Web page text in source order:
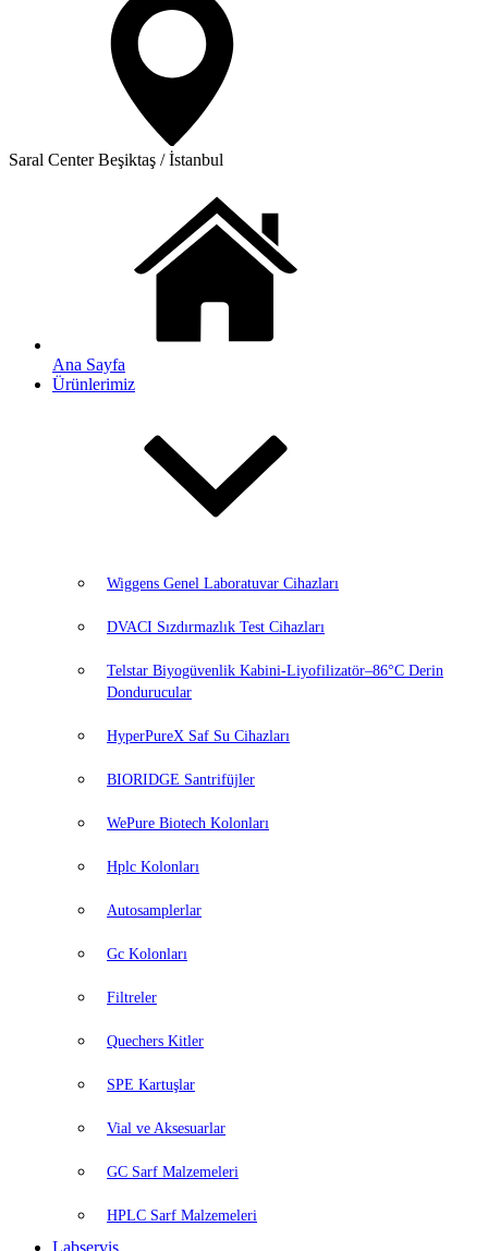
Saral CenterBeşiktaş / İstanbul
Ana Sayfa
Ürünlerimiz
Wiggens Genel Laboratuvar Cihazları
DVACI Sızdırmazlık Test Cihazları
Telstar Biyogüvenlik Kabini-Liyofilizatör–86°C Derin
Dondurucular
HyperPureX Saf Su Cihazları
BIORIDGE Santrifüjler
WePure Biotech Kolonları
Hplc Kolonları
Autosamplerlar
Gc Kolonları
Filtreler
Quechers Kitler
SPE Kartuşlar
Vial ve Aksesuarlar
GC Sarf Malzemeleri
HPLC Sarf Malzemeleri
Labservis